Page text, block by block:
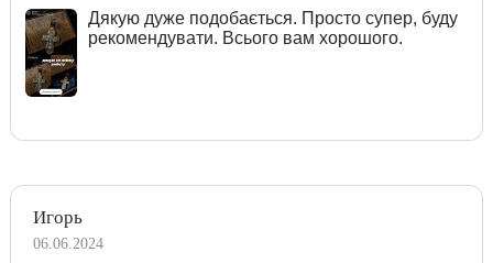
Дякую дуже подобається. Просто супер, буду
рекомендувати. Всього вам хорошого.
Игорь
06.06.2024